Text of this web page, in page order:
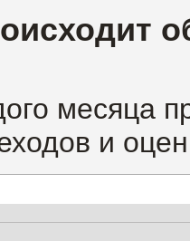
месяца
и